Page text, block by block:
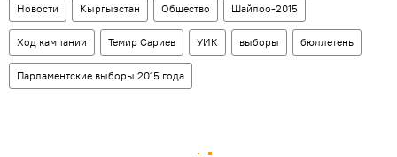
Новости Кыргызстан Общество Шайлоо-2015
Ход кампании Темир Сариев УИК выборы бюллетень
Парламентские выборы 2015 года